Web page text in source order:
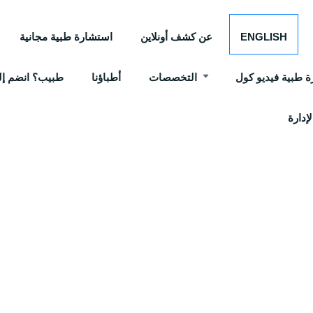
ENGLISH عن كشف أونلاين استشارة طبية مجانية
طبية فيديو كول التخصصات أطباؤنا طبيب؟ انضم